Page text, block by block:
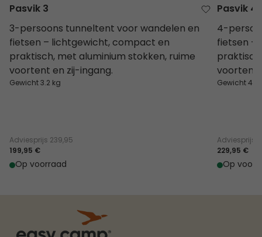
Pasvik 3
3-persoons tunneltent voor wandelen en
fietsen – lichtgewicht, compact en
praktisch, met aluminium stokken, ruime
voortent en zij-ingang.
Gewicht 3.2 kg
Adviesprijs 239,95
199,95 €
Op voorraad
Pasvik 4
4-
fietsen –
voortent,
Gewicht 4.1
Adviesprijs
229,95 €
Op